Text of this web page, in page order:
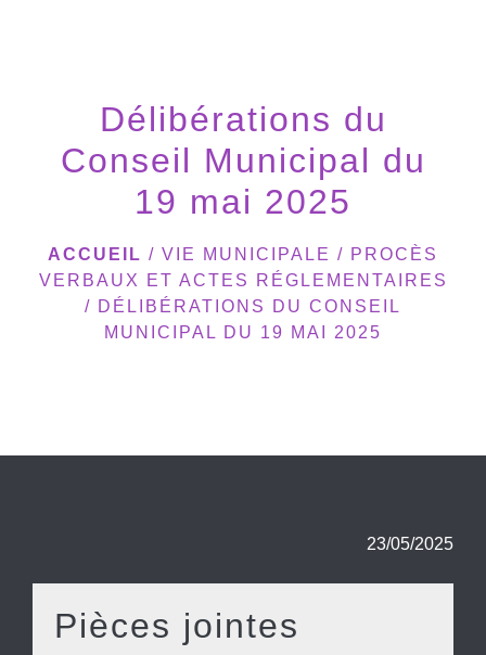
Délibérations du
Conseil Municipal du
19 mai 2025
ACCUEIL / VIE MUNICIPALE / PROCÈS
VERBAUX ET ACTES RÉGLEMENTAIRES
/ DÉLIBÉRATIONS DU CONSEIL
MUNICIPAL DU 19 MAI 2025
23/05/2025
Pièces jointes